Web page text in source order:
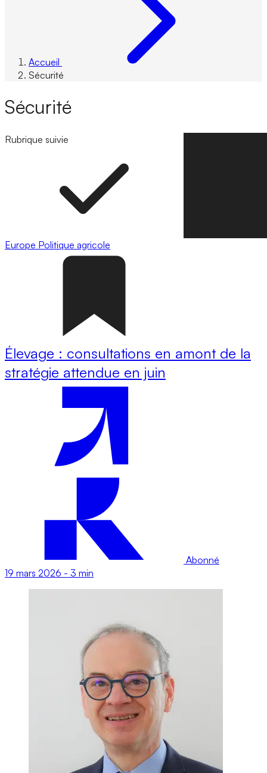
Accueil
Sécurité
Sécurité
Rubrique suivie
Europe Politique agricole
Élevage : consultations en amont de la
stratégie attendue en juin
Abonné
19 mars 2026 - 3 min